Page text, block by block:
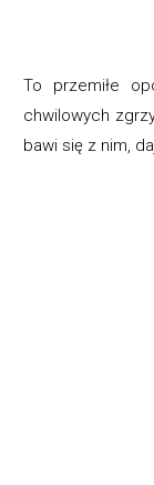
To przemiłe
chwilowych
bawi się z nim,